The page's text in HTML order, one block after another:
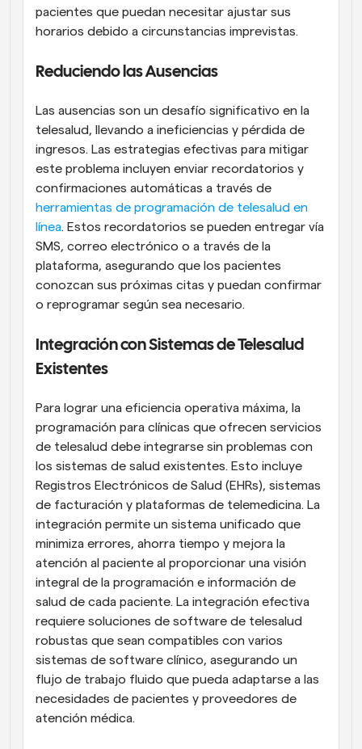
pacientes que puedan necesitar ajustar sus
horarios debido a circunstancias imprevistas.
Reduciendo las Ausencias
Las ausencias son un desafío significativo en la
telesalud, llevando a ineficiencias y pérdida de
ingresos. Las estrategias efectivas para mitigar
este problema incluyen enviar recordatorios y
herramientas de programación de telesalud en
línea. Estos recordatorios se pueden entregar vía
SMS, correo electrónico o a través de la
plataforma, asegurando que los pacientes
conozcan sus próximas citas y puedan confirmar
o reprogramar según sea necesario.
Integración con Sistemas de Telesalud
Existentes
Para lograr una eficiencia operativa máxima, la
programación para clínicas que ofrecen servicios
de telesalud debe integrarse sin problemas con
los sistemas de salud existentes. Esto incluye
Registros Electrónicos de Salud (EHRs), sistemas
de facturación y plataformas de telemedicina. La
integración permite un sistema unificado que
minimiza errores, ahorra tiempo y mejora la
atención al paciente al proporcionar una visión
integral de la programación e información de
salud de cada paciente. La integración efectiva
requiere soluciones de software de telesalud
robustas que sean compatibles con varios
sistemas de software clínico, asegurando un
flujo de trabajo fluido que pueda adaptarse a las
necesidades de pacientes y proveedores de
atención médica.